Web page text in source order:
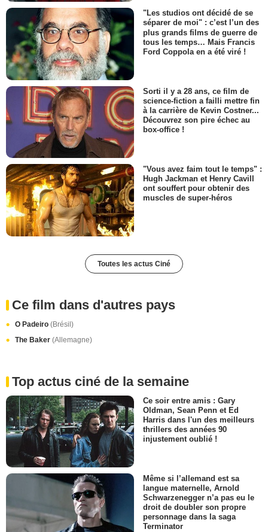
"Les studios ont décidé de se
séparer de moi" : c’est l’un des
plus grands films de guerre de
tous les temps… Mais Francis
Ford Coppola en a été viré !
Sorti il y a 28 ans, ce film de
science-fiction a failli mettre fin
à la carrière de Kevin Costner...
Découvrez son pire échec au
box-office !
"Vous avez faim tout le temps" :
Hugh Jackman et Henry Cavill
ont souffert pour obtenir des
muscles de super-héros
Toutes les actus Ciné
Ce film dans d'autres pays
O Padeiro (Brésil)
The Baker (Allemagne)
Top actus ciné de la semaine
Ce soir entre amis : Gary
Oldman, Sean Penn et Ed
Harris dans l'un des meilleurs
thrillers des années 90
injustement oublié !
Même si l’allemand est sa
langue maternelle, Arnold
Schwarzenegger n’a pas eu le
droit de doubler son propre
personnage dans la saga
Terminator